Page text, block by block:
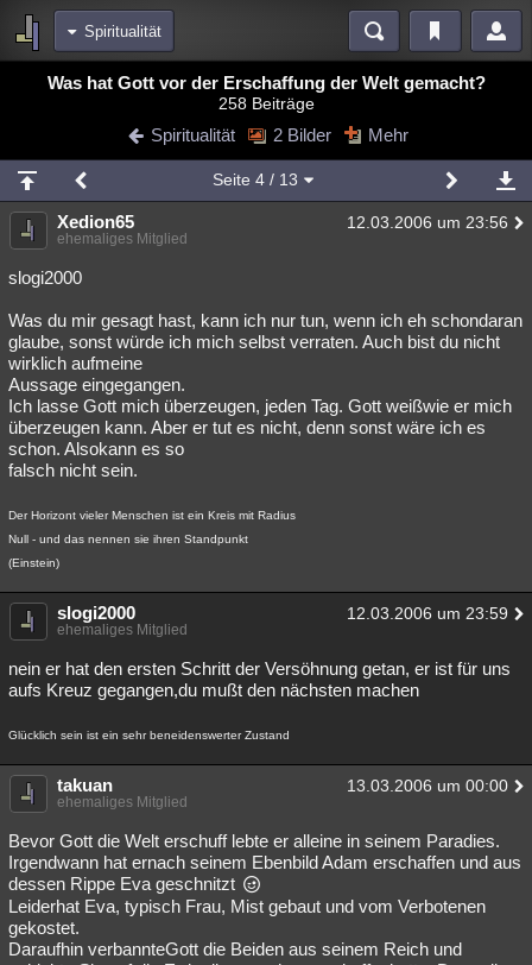
Spiritualität
Bereiche
Blogs Videos
Chat Wiki Neuigkeiten
meine Rubriken
Menschen Wissenschaft Mystery Kriminalfälle
Spiritualität
Natur Umfragen Unterhaltung
weitere Rubriken
Philosophie Träume
Astronomie Helpdesk Gruppen Gaming Filme
Übersichten
Besucht
Lesenswert
Was hat Gott vor der Erschaffung der Welt gemacht?
258 Beiträge
Spiritualität 2 Bilder Mehr
Seite 4/ 13
Xedion65 12.03.2006 um 23:56
ehemaliges Mitglied
slogi2000
Was du mir gesagt hast, kann ich nur tun, wenn ich eh schondaran
glaube, sonst würde ich mich selbst verraten. Auch bist du nicht
wirklich aufmeine
Aussage eingegangen.
Ich lasse Gott mich überzeugen, jeden Tag. Gott weißwie er mich
überzeugen kann. Aber er tut es nicht, denn sonst wäre ich es
schon. Alsokann es so
falsch nicht sein.
Der Horizont vieler Menschen ist ein Kreis mit Radius
Null - und das nennen sie ihren Standpunkt
(Einstein)
slogi2000 12.03.2006 um 23:59
ehemaliges Mitglied
nein er hat den ersten Schritt der Versöhnung getan, er ist für uns
aufs Kreuz gegangen,du mußt den nächsten machen
Glücklich sein ist ein sehr beneidenswerter Zustand
takuan 13.03.2006 um 00:00
ehemaliges Mitglied
Bevor Gott die Welt erschuff lebte er alleine in seinem Paradies.
Irgendwann hat ernach seinem Ebenbild Adam erschaffen und aus
dessen Rippe Eva geschnitzt
Leiderhat Eva, typisch Frau, Mist gebaut und vom Verbotenen
gekostet.
Daraufhin verbannteGott die Beiden aus seinem Reich und